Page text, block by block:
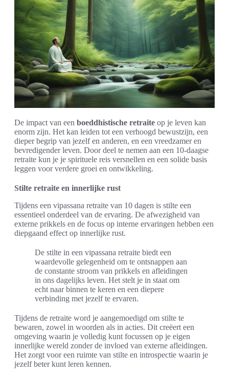
De impact van een boeddhistische retraite op je leven kan
enorm zijn. Het kan leiden tot een verhoogd bewustzijn, een
dieper begrip van jezelf en anderen, en een vreedzamer en
bevredigender leven. Door deel te nemen aan een 10-daagse
retraite kun je je spirituele reis versnellen en een solide basis
leggen voor verdere groei en ontwikkeling.
Stilte retraite en innerlijke rust
Tijdens een vipassana retraite van 10 dagen is stilte een
essentieel onderdeel van de ervaring. De afwezigheid van
externe prikkels en de focus op interne ervaringen hebben een
diepgaand effect op innerlijke rust.
De stilte in een vipassana retraite biedt een
waardevolle gelegenheid om te ontsnappen aan
de constante stroom van prikkels en afleidingen
in ons dagelijks leven. Het stelt je in staat om
echt naar binnen te keren en een diepere
verbinding met jezelf te ervaren.
Tijdens de retraite word je aangemoedigd om stilte te
bewaren, zowel in woorden als in acties. Dit creëert een
omgeving waarin je volledig kunt focussen op je eigen
innerlijke wereld zonder de invloed van externe afleidingen.
Het zorgt voor een ruimte van stilte en introspectie waarin je
jezelf beter kunt leren kennen.